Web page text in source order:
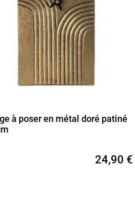
à poser en métal doré patiné
24,90 €